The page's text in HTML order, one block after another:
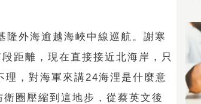
外海逾越海峽中線巡航。謝寒
距離，現在直接接近北海岸，只
，對海軍來講24海浬是什麼意
圈壓縮到這地步，從蔡英文後